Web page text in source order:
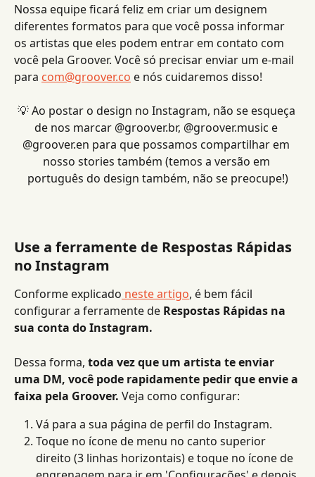
Nossa equipe ficará feliz em criar um designem
diferentes formatos para que você possa informar
os artistas que eles podem entrar em contato com
você pela Groover. Você só precisar enviar um e-mail
para com@groover.co e nós cuidaremos disso!
💡 Ao postar o design no Instagram, não se esqueça
de nos marcar @groover.br, @groover.music e
@groover.en para que possamos compartilhar em
nosso stories também (temos a versão em
português do design também, não se preocupe!)
Use a ferramente de Respostas Rápidas
no Instagram
Conforme explicado neste artigo, é bem fácil
configurar a ferramente de Respostas Rápidas na
sua conta do Instagram.
Dessa forma, toda vez que um artista te enviar
uma DM, você pode rapidamente pedir que envie a
faixa pela Groover. Veja como configurar:
Vá para a sua página de perfil do Instagram.
Toque no ícone de menu no canto superior
direito (3 linhas horizontais) e toque no ícone de